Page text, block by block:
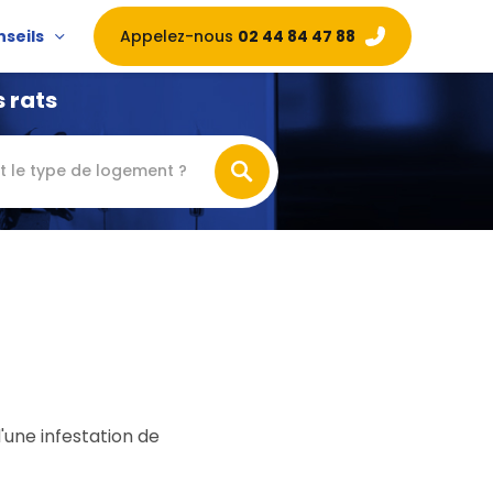
Appelez-nous 02 44 84 47 88
rats
le type de logement ?
infestation de